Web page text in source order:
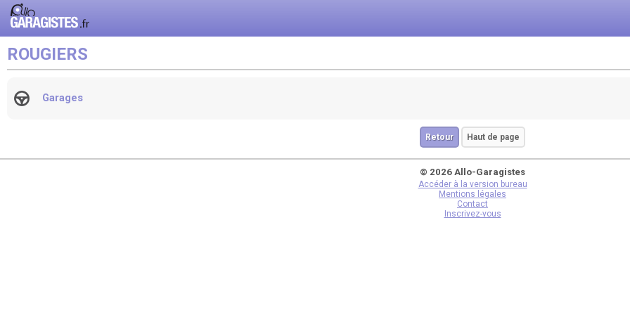
ROUGIERS
Garages
Retour Haut de page
© 2026 Allo-Garagistes
Accéder à la version bureau
Mentions légales
Contact
Inscrivez-vous